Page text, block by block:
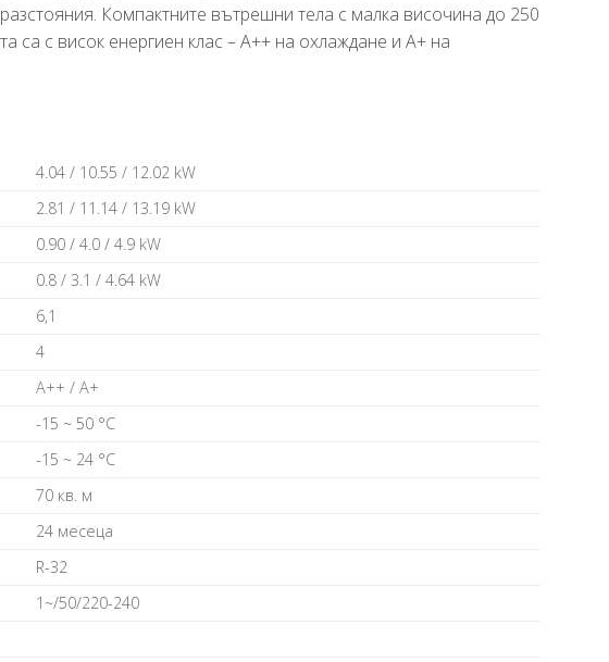
Компактните вътрешни тела с малка височина до 250
са с висок енергиен клас – А++ на охлаждане и А+ на
4.04 / 10.55 / 12.02 kW
2.81 / 11.14 / 13.19 kW
0.90 / 4.0 / 4.9 kW
0.8 / 3.1 / 4.64 kW
6,1
4
A++ / A+
-15 ~ 50 °C
-15 ~ 24 °C
70 кв. м
24 месеца
R-32
1~/50/220-240